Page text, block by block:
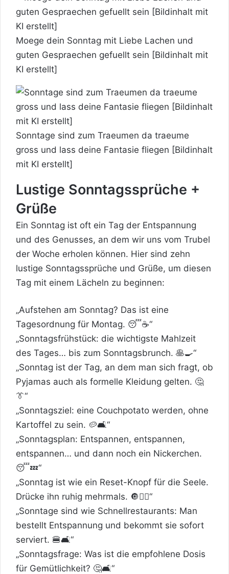
Moege dein Sonntag mit Liebe Lachen und
guten Gespraechen gefuellt sein [Bildinhalt mit
KI erstellt]
Sonntage sind zum Traeumen da traeume
gross und lass deine Fantasie fliegen [Bildinhalt
mit KI erstellt]
Lustige Sonntagssprüche +
Grüße
Ein Sonntag ist oft ein Tag der Entspannung
und des Genusses, an dem wir uns vom Trubel
der Woche erholen können. Hier sind zehn
lustige Sonntagssprüche und Grüße, um diesen
Tag mit einem Lächeln zu beginnen:
„Aufstehen am Sonntag? Das ist eine
Tagesordnung für Montag. 😴☕️“
„Sonntagsfrühstück: die wichtigste Mahlzeit
des Tages… bis zum Sonntagsbrunch. 🥞🍳“
„Sonntag ist der Tag, an dem man sich fragt, ob
Pyjamas auch als formelle Kleidung gelten. 🤔
👔“
„Sonntagsziel: eine Couchpotato werden, ohne
Kartoffel zu sein. 🥔🛋️“
„Sonntagsplan: Entspannen, entspannen,
entspannen… und dann noch ein Nickerchen.
😴💤“
„Sonntag ist wie ein Reset-Knopf für die Seele.
Drücke ihn ruhig mehrmals. 🔘💆‍♂️“
„Sonntage sind wie Schnellrestaurants: Man
bestellt Entspannung und bekommt sie sofort
serviert. 🍔🛋️“
„Sonntagsfrage: Was ist die empfohlene Dosis
für Gemütlichkeit? 🤔🛋️“